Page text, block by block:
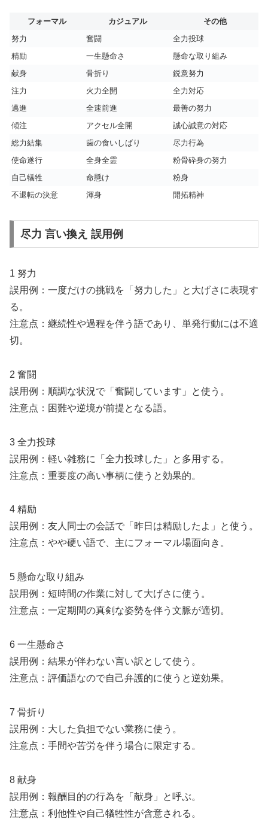
フォーマル カジュアル
その他
努力
奮闘
全力投球
精励
一生懸命さ
懸命な取り組み
献身
骨折り
鋭意努力
注力
火力全開
全力対応
邁進
全速前進
最善の努力
傾注
アクセル全開
誠心誠意の対応
総力結集
歯の食いしばり
尽力行為
使命遂行
全身全霊
粉骨砕身の努力
自己犠牲
命懸け
粉身
不退転の決意
渾身 開拓精神
尽力 言い換え 誤用例
1 努力
誤用例：一度だけの挑戦を「努力した」と大げさに表現す
る。
注意点：継続性や過程を伴う語であり、単発行動には不適
切。
2 奮闘
誤用例：順調な状況で「奮闘しています」と使う。
注意点：困難や逆境が前提となる語。
3 全力投球
誤用例：軽い雑務に「全力投球した」と多用する。
注意点：重要度の高い事柄に使うと効果的。
4 精励
誤用例：友人同士の会話で「昨日は精励したよ」と使う。
注意点：やや硬い語で、主にフォーマル場面向き。
5 懸命な取り組み
誤用例：短時間の作業に対して大げさに使う。
注意点：一定期間の真剣な姿勢を伴う文脈が適切。
6 一生懸命さ
誤用例：結果が伴わない言い訳として使う。
注意点：評価語なので自己弁護的に使うと逆効果。
7 骨折り
誤用例：大した負担でない業務に使う。
注意点：手間や苦労を伴う場合に限定する。
8 献身
誤用例：報酬目的の行為を「献身」と呼ぶ。
注意点：利他性や自己犠牲性が含意される。